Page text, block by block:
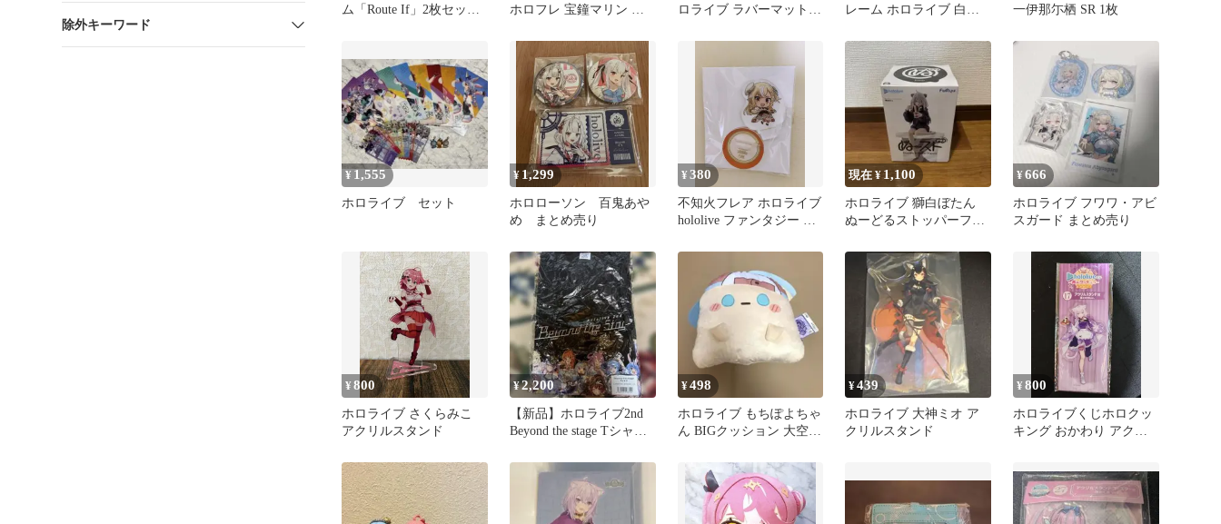
除外キーワード
ム「Route If」2枚セット
ホロフレ 宝鐘マリン ホ
ロライブ ラバーマット
レーム ホロライブ 白上
一伊那尓栖 SR 1枚
¥ 1,555
ホロライブ セット
¥ 1,299
ホロローソン 百鬼あや
め まとめ売り
¥380
不知火フレア ホロライブ
hololive ファンタジー ち
現在 ¥ 1,100
ホロライブ 獅白ぼたん
ぬーどるストッパーフィ
¥666
ホロライブ フワワ・アビ
スガード まとめ売り
¥800
ホロライブ さくらみこ
アクリルスタンド
¥2,200
【新品】ホロライブ2nd
Beyond the stage Tシャツ
¥498
ホロライブ もちぽよちゃ
ん BIGクッション 大空ス
¥439
ホロライブ 大神ミオ ア
クリルスタンド
¥800
ホロライブくじホロクッ
キング おかわり アクリ